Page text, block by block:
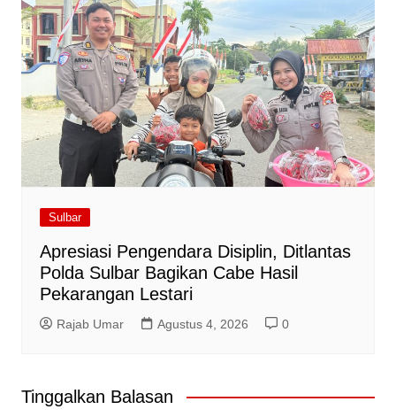
Sulbar
Apresiasi Pengendara Disiplin, Ditlantas
Polda Sulbar Bagikan Cabe Hasil
Pekarangan Lestari
Rajab Umar Agustus 4, 2026 0
Tinggalkan Balasan